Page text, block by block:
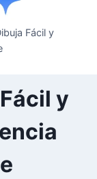
Fácil y
y